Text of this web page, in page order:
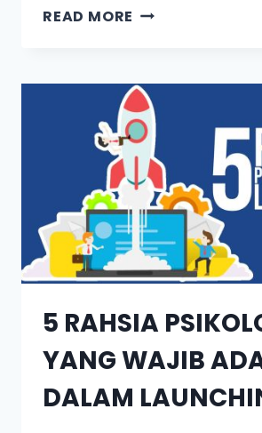
READ MORE
5 RAHSIA
YANG WAJIB
DALAM